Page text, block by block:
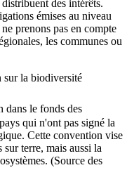
des intérêts.
émises au niveau
prenons pas en compte
les communes ou
sur la biodiversité
dans le fonds des
qui n'ont pas signé la
Cette convention vise
sur terre, mais aussi la
(Source des